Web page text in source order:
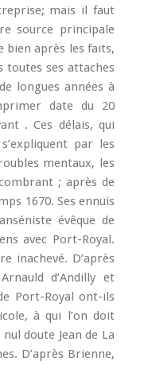
mais il faut
source principale
bien après les faits,
toutes ses attaches
longues années à
date du 20
. Ces délais, qui
par les
mentaux, les
; après de
1670. Ses ennuis
évêque de
avec Port-Royal.
inachevé. D’après
d’Andilly et
Port-Royal ont-ils
à qui l’on doit
doute Jean de La
D’après Brienne,